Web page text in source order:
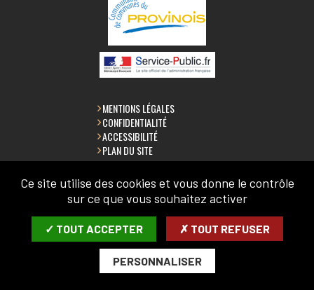
MENTIONS LÉGALES
CONFIDENTIALITÉ
ACCESSIBILITÉ
PLAN DU SITE
LETTRE D'INFORMATION
SAISIR VOTRE COURRIEL:
Ce site utilise des cookies et vous donne le contrôle
sur ce que vous souhaitez activer
✓ TOUT ACCEPTER ✗ TOUT REFUSER
PERSONNALISER